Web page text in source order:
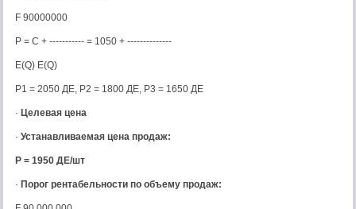
F 90000000
P = C + ----------- = 1050 + --------------
E(Q) E(Q)
P1 = 2050 ДЕ, Р2 = 1800 ДЕ, Р3 = 1650 ДЕ
· Целевая цена
· Устанавливаемая цена продаж:
Р = 1950 ДЕ/шт
· Порог рентабельности по объему продаж: